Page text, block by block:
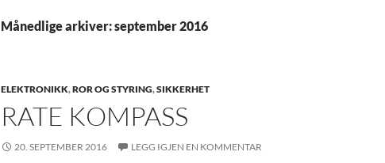
Månedlige arkiver: september 2016
ELEKTRONIKK,ROR OG STYRING,SIKKERHET
RATE KOMPASS
20. SEPTEMBER 2016 LEGG IGJEN EN KOMMENTAR